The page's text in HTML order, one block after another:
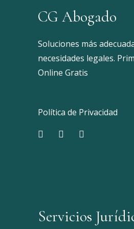
CG Abogado
Soluciones más
necesidades legales.
Online Gratis
Política de Privacidad
Servicios